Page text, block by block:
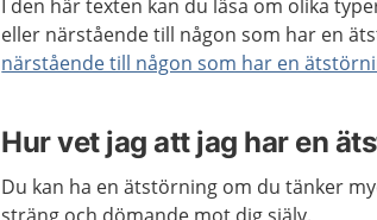
I den här texten kan du läsa om olika
eller närstående till någon som har en
närstående till någon som har en
Hur vet jag att jag har en
Du kan ha en ätstörning om du tänker